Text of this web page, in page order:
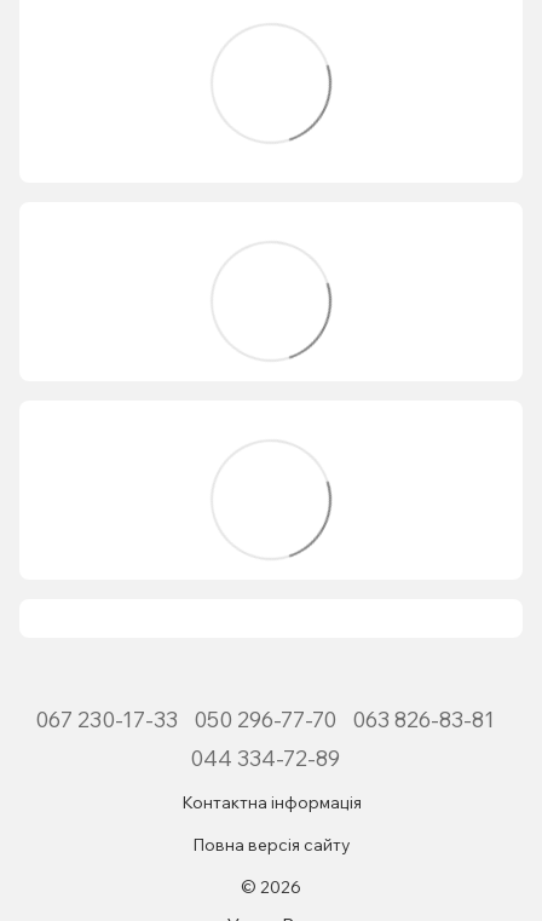
067 230-17-33 050 296-77-70
063 826-83-81
044 334-72-89
Контактна інформація
Повна версія сайту
© 2026